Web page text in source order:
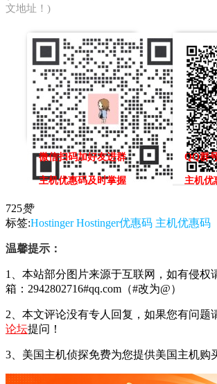
文地址！)
微信扫码加好友进群
主机优惠码及时掌握
QQ群
主机优
725赞
标签:Hostinger Hostinger优惠码 主机优惠码
温馨提示：
1、本站部分图片来源于互联网，如有侵权
箱：2942802716#qq.com（#改为@）
2、本文评论没有专人回复，如果您有问题
论坛提问！
3、美国主机侦探免费为您提供美国主机购